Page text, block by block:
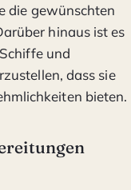
die gewünschten
hinaus ist es
und
dass sie
bieten.